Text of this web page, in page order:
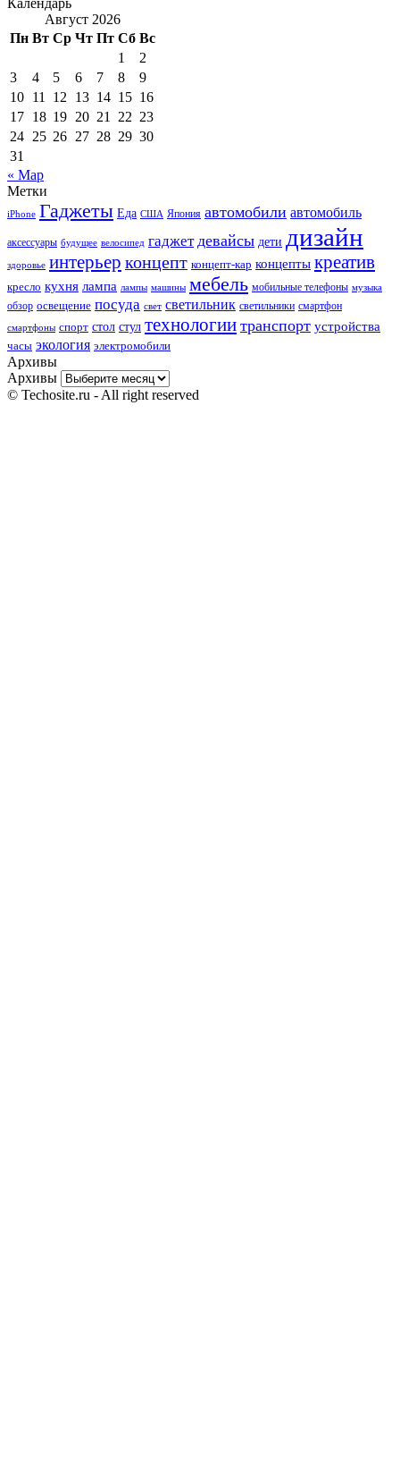
Календарь
Август 2026
Пн Вт Ср Чт Пт Сб Вс
1
2
3
4 5 6 7 8
9
10 11 12 13 14 15 16
17 18 19 20 21 22 23
24 25 26 27 28 29 30
31
« Мар
Метки
iPhone Гаджеты Еда США Япония автомобили автомобиль
аксессуары будущее велосипед гаджет девайсы дети дизайн
здоровье интерьер концепт концепт-кар концепты креатив
кресло кухня лампа лампы машины мебель мобильные телефоны музыка
обзор освещение посуда свет светильник светильники смартфон
смартфоны спорт стол стул технологии транспорт устройства
часы экология электромобили
Архивы
Архивы
© Techosite.ru - All right reserved